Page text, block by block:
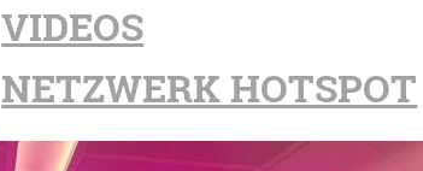
VIDEOS
NETZWERK HOTSPOT